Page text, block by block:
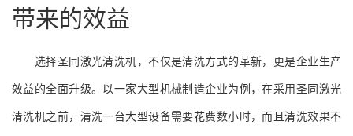
带来的效益
选择圣同激光清洗机，不仅是清洗方式的革新，更是企业生产
效益的全面升级。以一家大型机械制造企业为例，在采用圣同激光
清洗机之前，清洗一台大型设备需要花费数小时，而且清洗效果不